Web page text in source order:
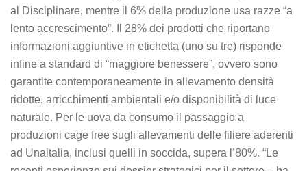
al Disciplinare, mentre il 6% della produzione usa razze “a
lento accrescimento”. Il 28% dei prodotti che riportano
informazioni aggiuntive in etichetta (uno su tre) risponde
infine a standard di “maggiore benessere”, ovvero sono
garantite contemporaneamente in allevamento densità
ridotte, arricchimenti ambientali e/o disponibilità di luce
naturale. Per le uova da consumo il passaggio a
produzioni cage free sugli allevamenti delle filiere aderenti
ad Unaitalia, inclusi quelli in soccida, supera l’80%. “Le